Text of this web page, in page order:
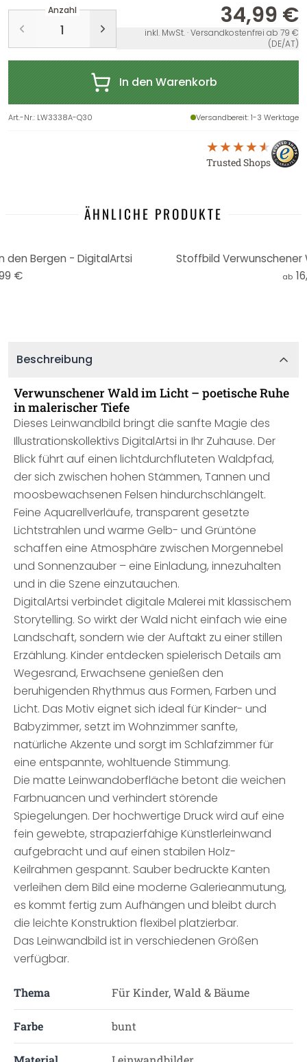
Anzahl 34,99 €
inkl. MwSt. · Versandkostenfrei ab 79 €
(DE/AT)
In den Warenkorb
Art.-Nr.: LW3338A-Q30 Versandbereit: 1-3 Werktage
Trusted Shops
ÄHNLICHE PRODUKTE
den Bergen - DigitalArtsi
€
Stoffbild Verwunschener
ab
Beschreibung
Verwunschener Wald im Licht – poetische Ruhe
in malerischer Tiefe
Dieses Leinwandbild bringt die sanfte Magie des
Illustrationskollektivs DigitalArtsi in Ihr Zuhause. Der
Blick führt auf einen lichtdurchfluteten Waldpfad,
der sich zwischen hohen Stämmen, Tannen und
moosbewachsenen Felsen hindurchschlängelt.
Feine Aquarellverläufe, transparent gesetzte
Lichtstrahlen und warme Gelb- und Grüntöne
schaffen eine Atmosphäre zwischen Morgennebel
und Sonnenzauber – eine Einladung, innezuhalten
und in die Szene einzutauchen.
DigitalArtsi verbindet digitale Malerei mit klassischem
Storytelling. So wirkt der Wald nicht einfach wie eine
Landschaft, sondern wie der Auftakt zu einer stillen
Erzählung. Kinder entdecken spielerisch Details am
Wegesrand, Erwachsene genießen den
beruhigenden Rhythmus aus Formen, Farben und
Licht. Das Motiv eignet sich ideal für Kinder- und
Babyzimmer, setzt im Wohnzimmer sanfte,
natürliche Akzente und sorgt im Schlafzimmer für
eine entspannte, wohltuende Stimmung.
Die matte Leinwandoberfläche betont die weichen
Farbnuancen und verhindert störende
Spiegelungen. Der hochwertige Druck wird auf eine
fein gewebte, strapazierfähige Künstlerleinwand
aufgebracht und auf einen stabilen Holz-
Keilrahmen gespannt. Sauber bedruckte Kanten
verleihen dem Bild eine moderne Galerieanmutung,
es kommt fertig zum Aufhängen und bleibt durch
die leichte Konstruktion flexibel platzierbar.
Das Leinwandbild ist in verschiedenen Größen
verfügbar.
Thema Für Kinder, Wald & Bäume
Farbe bunt